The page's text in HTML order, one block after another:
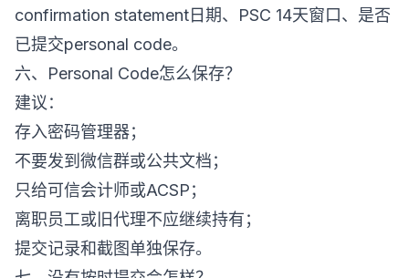
confirmation statement日期、PSC 14天窗口、是否
已提交personal code。
六、Personal Code怎么保存？
建议：
存入密码管理器；
不要发到微信群或公共文档；
只给可信会计师或ACSP；
离职员工或旧代理不应继续持有；
提交记录和截图单独保存。